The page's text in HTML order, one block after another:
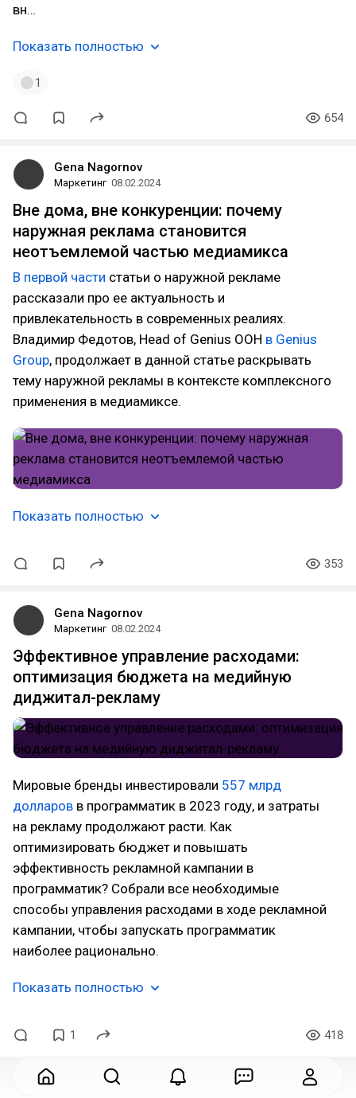
вн…
Показать полностью
1
654
Gena Nagornov
Маркетинг 08.02.2024
Вне дома, вне конкуренции: почему
наружная реклама становится
неотъемлемой частью медиамикса
В первой части статьи о наружной рекламе
рассказали про ее актуальность и
привлекательность в современных реалиях.
Владимир Федотов, Head of Genius OOH в Genius
Group, продолжает в данной статье раскрывать
тему наружной рекламы в контексте комплексного
применения в медиамиксе.
Показать полностью
353
Gena Nagornov
Маркетинг 08.02.2024
Эффективное управление расходами:
оптимизация бюджета на медийную
диджитал-рекламу
Мировые бренды инвестировали 557 млрд
долларов в программатик в 2023 году, и затраты
на рекламу продолжают расти. Как
оптимизировать бюджет и повышать
эффективность рекламной кампании в
программатик? Собрали все необходимые
способы управления расходами в ходе рекламной
кампании, чтобы запускать программатик
наиболее рационально.
Показать полностью
1 418